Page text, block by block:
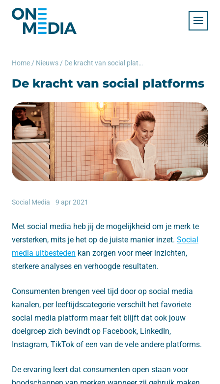
Home / Nieuws / De kracht van social platforms
De kracht van social platforms
Social Media 9 apr 2021
Met social media heb jij de mogelijkheid om je merk te
versterken, mits je het op de juiste manier inzet. Social
media uitbesteden kan zorgen voor meer inzichten,
sterkere analyses en verhoogde resultaten.
Consumenten brengen veel tijd door op social media
kanalen, per leeftijdscategorie verschilt het favoriete
social media platform maar feit blijft dat ook jouw
doelgroep zich bevindt op Facebook, LinkedIn,
Instagram, TikTok of een van de vele andere platforms.
De ervaring leert dat consumenten open staan voor